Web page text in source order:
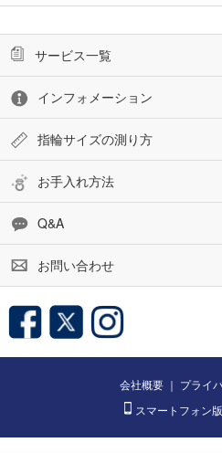
サービス一覧
インフォメーション
指輪サイズの測り方
お手入れ方法
Q&A
お問い合わせ
会社概要 ｜ プライ
スマートフォン版